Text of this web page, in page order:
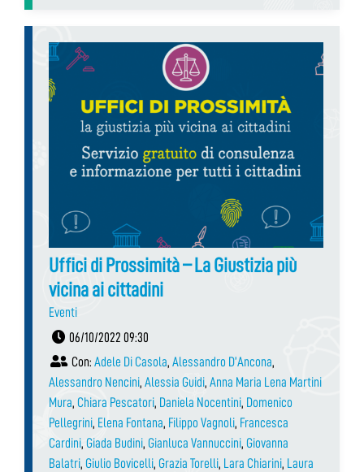
Uffici di Prossimità – La Giustizia più
vicina ai cittadini
Eventi
06/10/2022 09:30
Con: Adele Di Casola, Alessandro D’Ancona,
Alessandro Nencini, Alessia Guidi, Anna Maria Lena Martini
Mura, Chiara Pescatori, Daniela Nocentini, Domenico
Pellegrini, Elena Fontana, Filippo Vagnoli, Francesca
Cardini, Giada Budini, Gianluca Vannuccini, Giovanna
Balatri, Giulio Bovicelli, Grazia Torelli, Lara Chiarini, Laura